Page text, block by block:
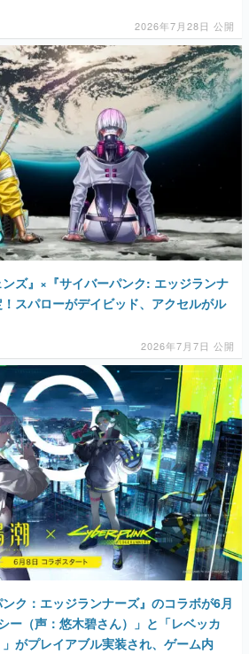
は？
2026年7月28日 公開
ンズ』×『サイバーパンク: エッジランナ
スパローがデイビッド、アクセルがル
2026年7月7日 公開
ンク：エッジランナーズ』のコラボが6月
ー（声：悠木碧さん）」と「レベッカ
」がプレイアブル実装され、ゲーム内